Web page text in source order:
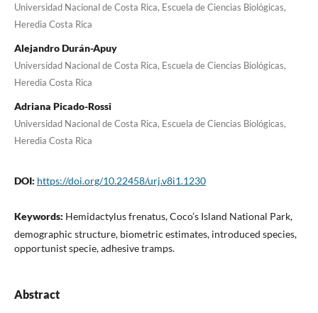
Universidad Nacional de Costa Rica, Escuela de Ciencias Biológicas,
Heredia Costa Rica
Alejandro Durán-Apuy
Universidad Nacional de Costa Rica, Escuela de Ciencias Biológicas,
Heredia Costa Rica
Adriana Picado-Rossi
Universidad Nacional de Costa Rica, Escuela de Ciencias Biológicas,
Heredia Costa Rica
DOI: https://doi.org/10.22458/urj.v8i1.1230
Keywords: Hemidactylus frenatus, Coco’s Island National Park,
demographic structure, biometric estimates, introduced species,
opportunist specie, adhesive tramps.
Abstract